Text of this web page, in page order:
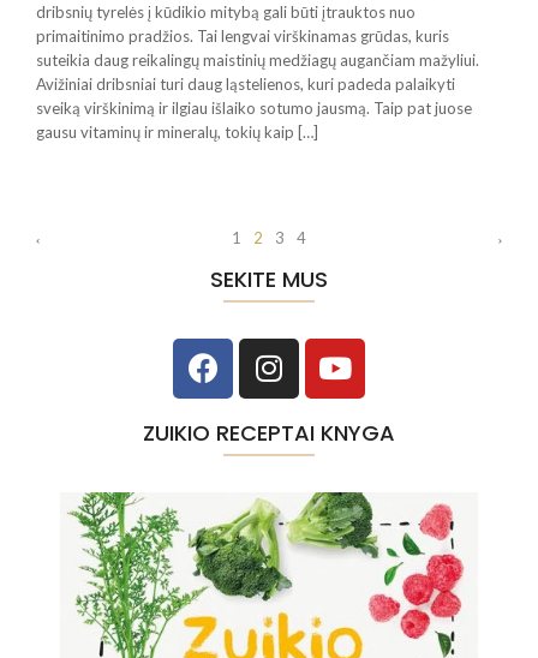
dribsnių tyrelės į kūdikio mitybą gali būti įtrauktos nuo
primaitinimo pradžios. Tai lengvai virškinamas grūdas, kuris
suteikia daug reikalingų maistinių medžiagų augančiam mažyliui.
Avižiniai dribsniai turi daug ląstelienos, kuri padeda palaikyti
sveiką virškinimą ir ilgiau išlaiko sotumo jausmą. Taip pat juose
gausu vitaminų ir mineralų, tokių kaip […]
1 2 3 4
SEKITE MUS
ZUIKIO RECEPTAI KNYGA